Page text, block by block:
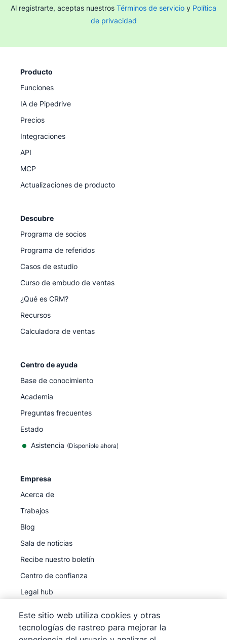
Al registrarte, aceptas nuestros Términos de servicio y Política
de privacidad
Producto
Funciones
IA de Pipedrive
Precios
Integraciones
API
MCP
Actualizaciones de producto
Descubre
Programa de socios
Programa de referidos
Casos de estudio
Curso de embudo de ventas
¿Qué es CRM?
Recursos
Calculadora de ventas
Centro de ayuda
Base de conocimiento
Academia
Preguntas frecuentes
Estado
Asistencia (Disponible ahora)
Empresa
Acerca de
Trabajos
Blog
Sala de noticias
Recibe nuestro boletín
Centro de confianza
Legal hub
Este sitio web utiliza cookies y otras
tecnologías de rastreo para mejorar la